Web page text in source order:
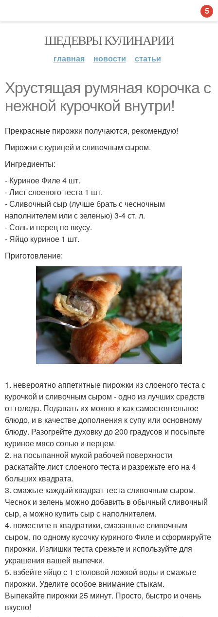
ШЕДЕВРЫ КУЛИНАРИИ
главная новости статьи
Хрустящая румяная корочка с
нежной курочкой внутри!
Прекрасные пирожки получаются, рекомендую!
Пирожки с курицей и сливочным сыром.
Ингредиенты:
- Куриное Филе 4 шт.
- Лист слоеного теста 1 шт.
- Сливочный сыр (лучше брать с чесночным
наполнителем или с зеленью) 3-4 ст. л.
- Соль и перец по вкусу.
- Яйцо куриное 1 шт.
Приготовление:
1. невероятно аппетитные пирожки из слоеного теста с
курочкой и сливочным сыром - одно из лучших средств
от голода. Подавать их можно и как самостоятельное
блюдо, и в качестве дополнения к супу или основному
блюду. Разогрейте духовку до 200 градусов и посыпьте
куриное мясо солью и перцем.
2. на посыпанной мукой рабочей поверхности
раскатайте лист слоеного теста и разрежьте его на 4
больших квадрата.
3. смажьте каждый квадрат теста сливочным сыром.
Чеснок и зелень можно добавить в обычный сливочный
сыр, а можно купить сыр с наполнителем.
4. поместите в квадратики, смазанные сливочным
сыром, по одному кусочку куриного Филе и сформируйте
пирожки. Излишки теста срежьте и используйте для
украшения вашей выпечки.
5. взбейте яйцо с 1 столовой ложкой воды и смажьте
пирожки. Уделите особое внимание стыкам.
Выпекайте пирожки 25 минут. Просто, быстро и очень
вкусно!
5